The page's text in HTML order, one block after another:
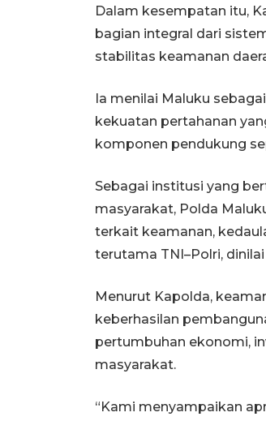
Dalam kesempatan itu,
bagian integral dari
stabilitas keamanan
Ia menilai Maluku
kekuatan pertahanan
komponen pendukung
Sebagai institusi yang
masyarakat, Polda
terkait keamanan,
terutama TNI–Polri,
Menurut Kapolda,
keberhasilan
pertumbuhan ekonomi,
masyarakat.
“Kami menyampaikan